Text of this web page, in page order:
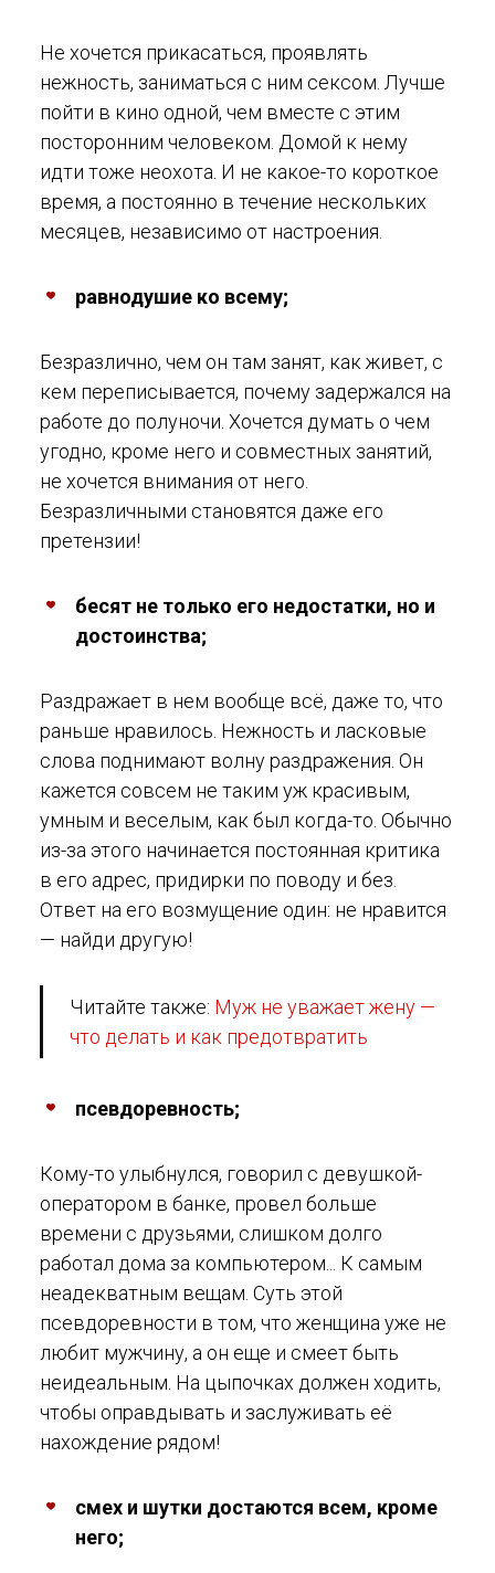
Не хочется прикасаться, проявлять
нежность, заниматься с ним сексом. Лучше
пойти в кино одной, чем вместе с этим
посторонним человеком. Домой к нему
идти тоже неохота. И не какое-то короткое
время, а постоянно в течение нескольких
месяцев, независимо от настроения.
равнодушие ко всему;
Безразлично, чем он там занят, как живет, с
кем переписывается, почему задержался на
работе до полуночи. Хочется думать о чем
угодно, кроме него и совместных занятий,
не хочется внимания от него.
Безразличными становятся даже его
претензии!
бесят не только его недостатки, но и
достоинства;
Раздражает в нем вообще всё, даже то, что
раньше нравилось. Нежность и ласковые
слова поднимают волну раздражения. Он
кажется совсем не таким уж красивым,
умным и веселым, как был когда-то. Обычно
из-за этого начинается постоянная критика
в его адрес, придирки по поводу и без.
Ответ на его возмущение один: не нравится
— найди другую!
Читайте также: Муж не уважает жену —
что делать и как предотвратить
псевдоревность;
Кому-то улыбнулся, говорил с девушкой-
оператором в банке, провел больше
времени с друзьями, слишком долго
работал дома за компьютером... К самым
неадекватным вещам. Суть этой
псевдоревности в том, что женщина уже не
любит мужчину, а он еще и смеет быть
неидеальным. На цыпочках должен ходить,
чтобы оправдывать и заслуживать её
нахождение рядом!
смех и шутки достаются всем, кроме
него;